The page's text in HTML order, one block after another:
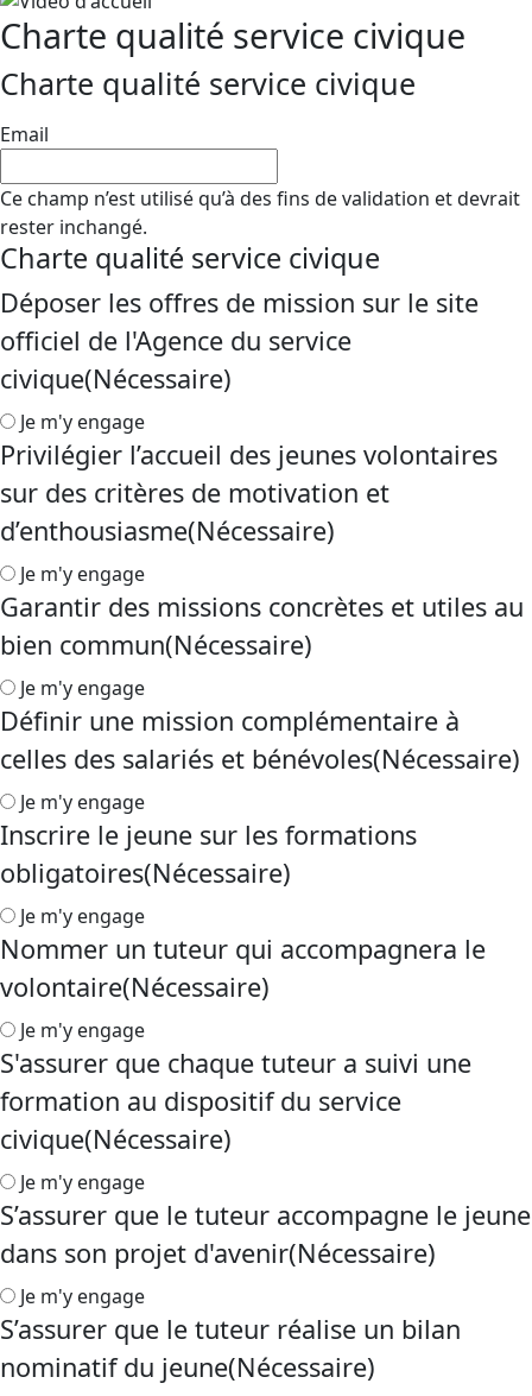
Charte qualité service civique
Charte qualité service civique
Email
Ce champ n’est utilisé qu’à des fins de validation et devrait
rester inchangé.
Charte qualité service civique
Déposer les offres de mission sur le site
officiel de l'Agence du service
civique(Nécessaire)
Je m'y engage
Privilégier l’accueil des jeunes volontaires
sur des critères de motivation et
d’enthousiasme(Nécessaire)
Je m'y engage
Garantir des missions concrètes et utiles au
bien commun(Nécessaire)
Je m'y engage
Définir une mission complémentaire à
celles des salariés et bénévoles(Nécessaire)
Je m'y engage
Inscrire le jeune sur les formations
obligatoires(Nécessaire)
Je m'y engage
Nommer un tuteur qui accompagnera le
volontaire(Nécessaire)
Je m'y engage
S'assurer que chaque tuteur a suivi une
formation au dispositif du service
civique(Nécessaire)
Je m'y engage
S’assurer que le tuteur accompagne le jeune
dans son projet d'avenir(Nécessaire)
Je m'y engage
S’assurer que le tuteur réalise un bilan
nominatif du jeune(Nécessaire)